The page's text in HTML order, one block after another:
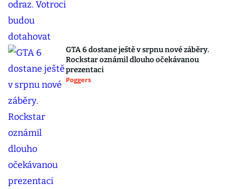
GTA 6 dostane ještě v srpnu nové záběry.
Rockstar oznámil dlouho očekávanou
prezentaci
Poggers